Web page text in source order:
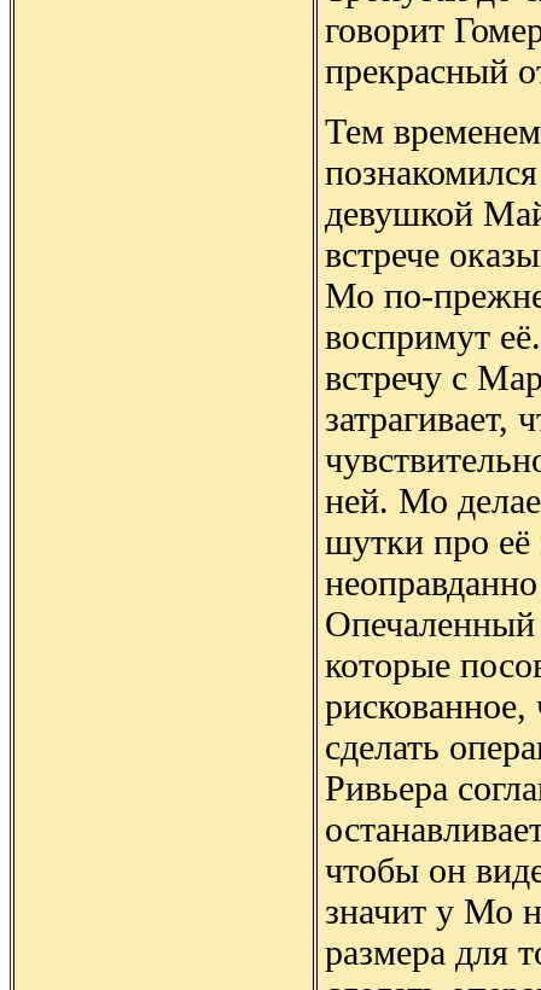
говорит
прекрасный
Тем
девушкой
встрече
Мо по-
воспримут
встречу с
затрагивает,
ней. Мо
шутки про её
которые
сделать
Ривьера
чтобы он
значит у Мо
размера для